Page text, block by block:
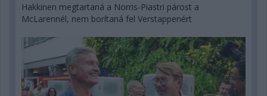
Hakkinen megtartaná a Norris-Piastri párost a
McLarennél, nem borítaná fel Verstappenért